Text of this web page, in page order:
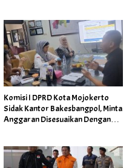
Komisi I DPRD Kota Mojokerto
Sidak Kantor Bakesbangpol, Minta
Anggaran Disesuaikan Dengan